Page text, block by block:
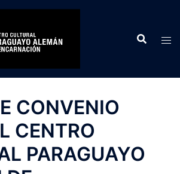
CONVENIO
CENTRO
PARAGUAYO